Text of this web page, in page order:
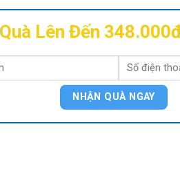
Lên Đến